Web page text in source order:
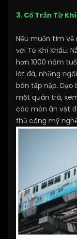
3. Cổ Trấn Từ
Nếu muốn tìm về
với Từ Khí Khẩu.
hơn 1000 năm
lát đá, những
bán tấp nập.
một quán trà,
các món ăn vặt
thủ công mỹ